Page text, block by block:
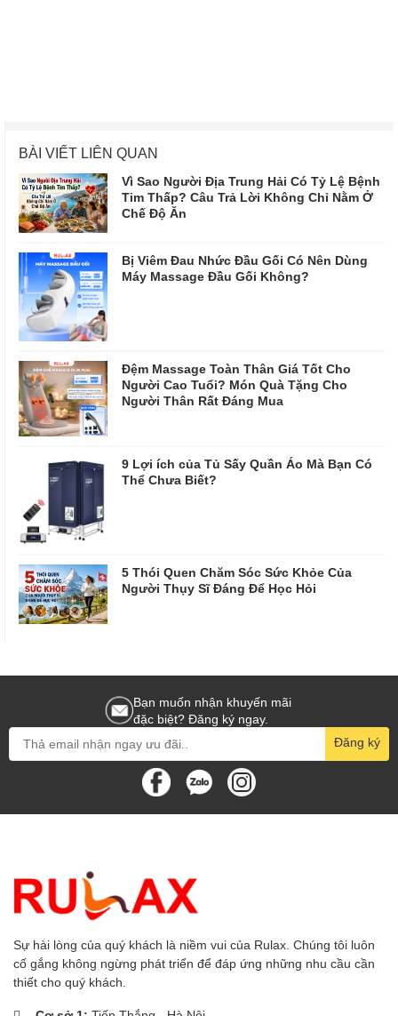
BÀI VIẾT LIÊN QUAN
Vì Sao Người Địa Trung Hải Có Tỷ Lệ Bệnh
Tim Thấp? Câu Trả Lời Không Chỉ Nằm Ở
Chế Độ Ăn
Bị Viêm Đau Nhức Đầu Gối Có Nên Dùng
Máy Massage Đầu Gối Không?
Đệm Massage Toàn Thân Giá Tốt Cho
Người Cao Tuổi? Món Quà Tặng Cho
Người Thân Rất Đáng Mua
9 Lợi ích của Tủ Sấy Quần Áo Mà Bạn Có
Thể Chưa Biết?
5 Thói Quen Chăm Sóc Sức Khỏe Của
Người Thụy Sĩ Đáng Để Học Hỏi
Bạn muốn nhận khuyến mãi
đặc biệt? Đăng ký ngay.
Đăng ký
Sự hài lòng của quý khách là niềm vui của Rulax. Chúng tôi luôn
cố gắng không ngừng phát triển để đáp ứng những nhu cầu cần
thiết cho quý khách.